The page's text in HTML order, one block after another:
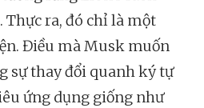
Thực ra, đó chỉ là một
Điều mà Musk muốn
sự thay đổi quanh ký tự
ứng dụng giống như